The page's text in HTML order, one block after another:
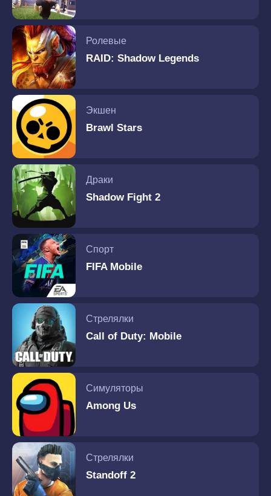
Ролевые
RAID: Shadow Legends
Экшен
Brawl Stars
Драки
Shadow Fight 2
Спорт
FIFA Mobile
Стрелялки
Call of Duty: Mobile
Симуляторы
Among Us
Стрелялки
Standoff 2